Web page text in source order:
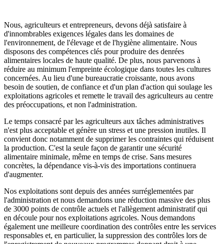
Nous, agriculteurs et entrepreneurs, devons déjà satisfaire à
d'innombrables exigences légales dans les domaines de
l'environnement, de l'élevage et de l'hygiène alimentaire. Nous
disposons des compétences clés pour produire des denrées
alimentaires locales de haute qualité. De plus, nous parvenons à
réduire au minimum l'empreinte écologique dans toutes les cultures
concernées. Au lieu d'une bureaucratie croissante, nous avons
besoin de soutien, de confiance et d'un plan d'action qui soulage les
exploitations agricoles et remette le travail des agriculteurs au centre
des préoccupations, et non l'administration.
Le temps consacré par les agriculteurs aux tâches administratives
n'est plus acceptable et génère un stress et une pression inutiles. Il
convient donc notamment de supprimer les contraintes qui réduisent
la production. C'est la seule façon de garantir une sécurité
alimentaire minimale, même en temps de crise. Sans mesures
concrètes, la dépendance vis-à-vis des importations continuera
d'augmenter.
Nos exploitations sont depuis des années surréglementées par
l'administration et nous demandons une réduction massive des plus
de 3000 points de contrôle actuels et l'allègement administratif qui
en découle pour nos exploitations agricoles. Nous demandons
également une meilleure coordination des contrôles entre les services
responsables et, en particulier, la suppression des contrôles lors de